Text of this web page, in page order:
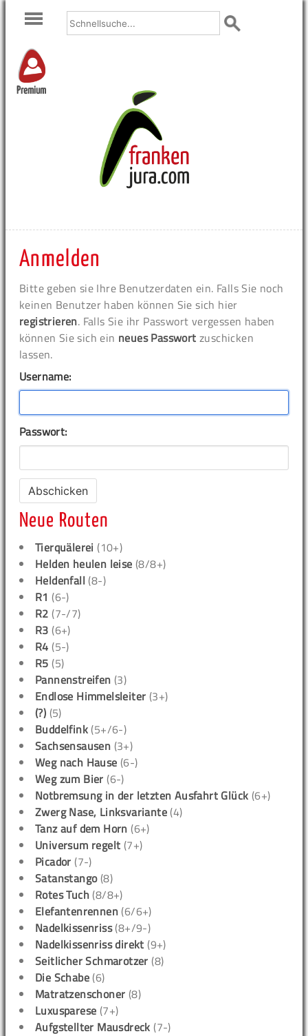
Premium
Anmelden
Bitte geben sie Ihre Benutzerdaten ein. Falls Sie noch
keinen Benutzer haben können Sie sich hier
registrieren. Falls Sie ihr Passwort vergessen haben
können Sie sich ein neues Passwort zuschicken
lassen.
Username:
Passwort:
Neue Routen
Tierquälerei (10+)
Helden heulen leise (8/8+)
Heldenfall (8-)
R1 (6-)
R2 (7-/7)
R3 (6+)
R4 (5-)
R5 (5)
Pannenstreifen (3)
Endlose Himmelsleiter (3+)
(?) (5)
Buddelfink (5+/6-)
Sachsensausen (3+)
Weg nach Hause (6-)
Weg zum Bier (6-)
Notbremsung in der letzten Ausfahrt Glück (6+)
Zwerg Nase, Linksvariante (4)
Tanz auf dem Horn (6+)
Universum regelt (7+)
Picador (7-)
Satanstango(8)
Rotes Tuch (8/8+)
Elefantenrennen (6/6+)
Nadelkissenriss(8+/9-)
Nadelkissenriss direkt (9+)
Seitlicher Schmarotzer (8)
Die Schabe (6)
Matratzenschoner (8)
Luxusparese (7+)
Aufgstellter Mausdreck (7-)